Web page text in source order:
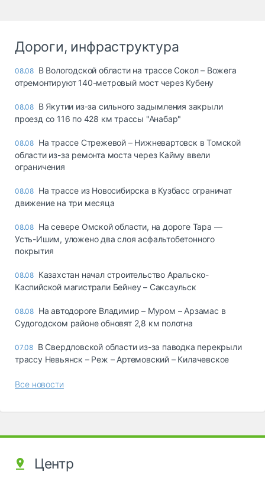
Дороги, инфраструктура
08.08 В Вологодской области на трассе Сокол – Вожега
отремонтируют 140-метровый мост через Кубену
08.08 В Якутии из-за сильного задымления закрыли
проезд со 116 по 428 км трассы "Анабар"
08.08 На трассе Стрежевой – Нижневартовск в Томской
области из-за ремонта моста через Кайму ввели
ограничения
08.08 На трассе из Новосибирска в Кузбасс ограничат
движение на три месяца
08.08 На севере Омской области, на дороге Тара —
Усть-Ишим, уложено два слоя асфальтобетонного
покрытия
08.08 Казахстан начал строительство Аральско-
Каспийской магистрали Бейнеу – Саксаульск
08.08 На автодороге Владимир – Муром – Арзамас в
Судогодском районе обновят 2,8 км полотна
07.08 В Свердловской области из-за паводка перекрыли
трассу Невьянск – Реж – Артемовский – Килачевское
Все новости
Центр